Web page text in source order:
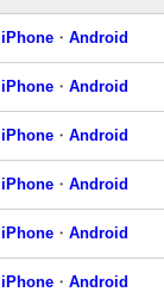
iPhone ・ Android
iPhone ・ Android
iPhone ・ Android
iPhone ・ Android
iPhone ・ Android
iPhone ・ Android